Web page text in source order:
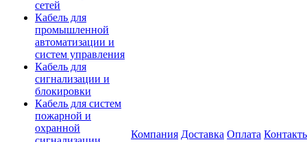
сетей
Кабель для
промышленной
автоматизации и
систем управления
Кабель для
сигнализации и
блокировки
Кабель для систем
пожарной и
охранной
Компания Доставка Оплата